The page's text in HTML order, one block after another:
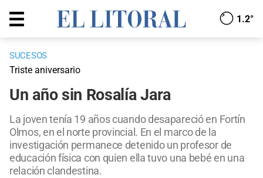
1.2°
SUCESOS
Triste aniversario
Un año sin Rosalía Jara
La joven tenía 19 años cuando desapareció en Fortín
Olmos, en el norte provincial. En el marco de la
investigación permanece detenido un profesor de
educación física con quien ella tuvo una bebé en una
relación clandestina.